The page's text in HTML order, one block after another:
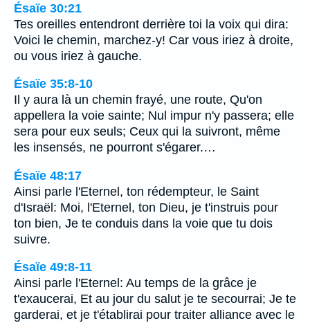
Ésaïe 30:21
Tes oreilles entendront derrière toi la voix qui dira:
Voici le chemin, marchez-y! Car vous iriez à droite,
ou vous iriez à gauche.
Ésaïe 35:8-10
Il y aura là un chemin frayé, une route, Qu'on
appellera la voie sainte; Nul impur n'y passera; elle
sera pour eux seuls; Ceux qui la suivront, même
les insensés, ne pourront s'égarer.…
Ésaïe 48:17
Ainsi parle l'Eternel, ton rédempteur, le Saint
d'Israël: Moi, l'Eternel, ton Dieu, je t'instruis pour
ton bien, Je te conduis dans la voie que tu dois
suivre.
Ésaïe 49:8-11
Ainsi parle l'Eternel: Au temps de la grâce je
t'exaucerai, Et au jour du salut je te secourrai; Je te
garderai, et je t'établirai pour traiter alliance avec le